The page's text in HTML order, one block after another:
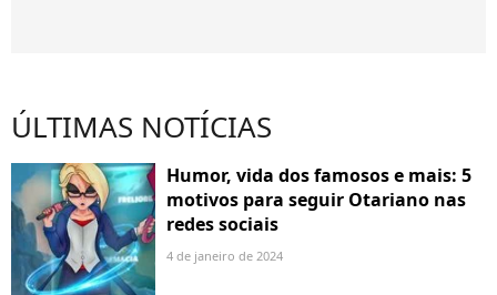
ÚLTIMAS NOTÍCIAS
Humor, vida dos famosos e mais: 5
motivos para seguir Otariano nas
redes sociais
4 de janeiro de 2024